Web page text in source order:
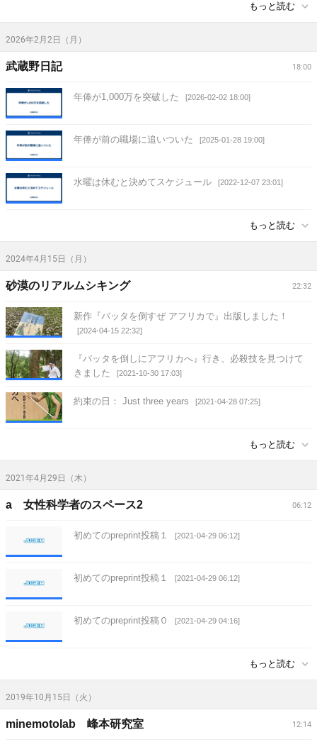
もっと読む
2026年2月2日（月）
18:00
武蔵野日記
年俸が1,000万を突破した [2026-02-02 18:00]
年俸が前の職場に追いついた [2025-01-28 19:00]
水曜は休むと決めてスケジュール [2022-12-07 23:01]
もっと読む
2024年4月15日（月）
22:32
砂漠のリアルムシキング
新作『バッタを倒すぜ アフリカで』出版しました！
[2024-04-15 22:32]
『バッタを倒しにアフリカへ』行き、必殺技を見つけて
きました
[2021-10-30 17:03]
約束の日： Just three years [2021-04-28 07:25]
もっと読む
2021年4月29日（木）
06:12
a 女性科学者のスペース2
初めてのpreprint投稿１ [2021-04-29 06:12]
初めてのpreprint投稿１ [2021-04-29 06:12]
初めてのpreprint投稿０ [2021-04-29 04:16]
もっと読む
2019年10月15日（火）
12:14
minemotolab 峰本研究室